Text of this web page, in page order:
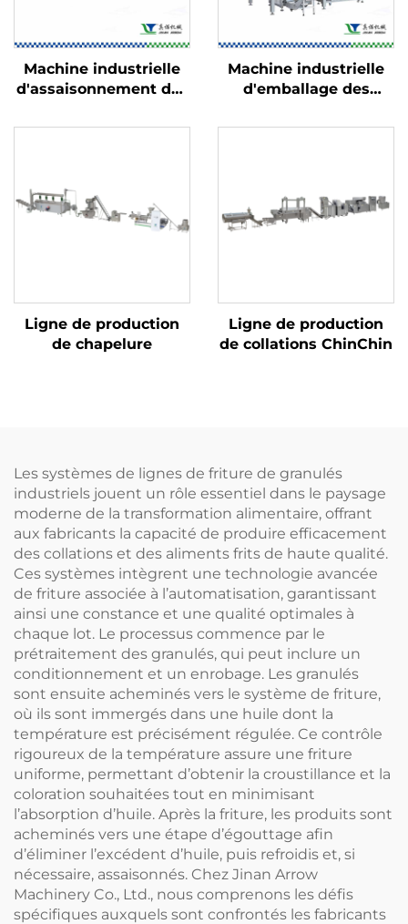
Machine industrielle
d'assaisonnement des
Machine industrielle
d'emballage des
Ligne de production
de chapelure
Ligne de production
de collations ChinChin
Les systèmes de lignes de friture de granulés
industriels jouent un rôle essentiel dans le paysage
moderne de la transformation alimentaire, offrant
aux fabricants la capacité de produire efficacement
des collations et des aliments frits de haute qualité.
Ces systèmes intègrent une technologie avancée
de friture associée à l’automatisation, garantissant
ainsi une constance et une qualité optimales à
chaque lot. Le processus commence par le
prétraitement des granulés, qui peut inclure un
conditionnement et un enrobage. Les granulés
sont ensuite acheminés vers le système de friture,
où ils sont immergés dans une huile dont la
température est précisément régulée. Ce contrôle
rigoureux de la température assure une friture
uniforme, permettant d’obtenir la croustillance et la
coloration souhaitées tout en minimisant
l’absorption d’huile. Après la friture, les produits sont
acheminés vers une étape d’égouttage afin
d’éliminer l’excédent d’huile, puis refroidis et, si
nécessaire, assaisonnés. Chez Jinan Arrow
Machinery Co., Ltd., nous comprenons les défis
spécifiques auxquels sont confrontés les fabricants